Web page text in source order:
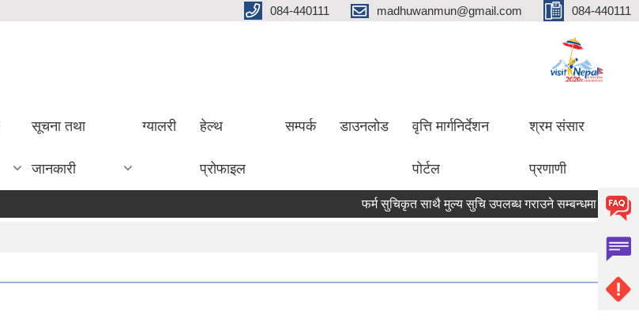
084-440111 madhuwanmun@gmail.com 084-440111
सूचना तथा
जानकारी
ग्यालरी हेल्थ
प्रोफाइल
सम्पर्क डाउनलोड वृत्ति मार्गनिर्देशन
पोर्टल
श्रम संसार
प्रणाणी
फर्म सुचिकृत साथै मुल्य सुचि उपलब्ध गराउने सम्बन्धमा मृगौला